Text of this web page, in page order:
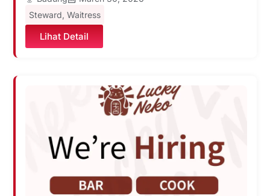
Steward, Waitress
Lihat Detail